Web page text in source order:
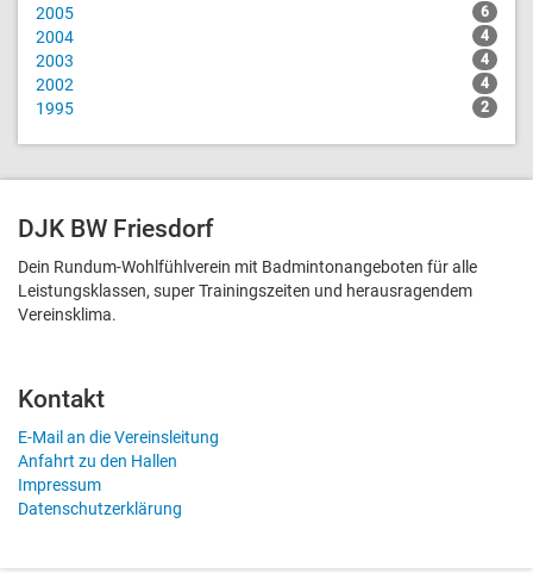
2005 6
2004 4
2003 4
2002 4
1995 2
DJK BW Friesdorf
Dein Rundum-Wohlfühlverein mit Badmintonangeboten für alle
Leistungsklassen, super Trainingszeiten und heraus­ragendem
Vereinsklima.
Kontakt
E-Mail an die Vereinsleitung
Anfahrt zu den Hallen
Impressum
Datenschutzerklärung